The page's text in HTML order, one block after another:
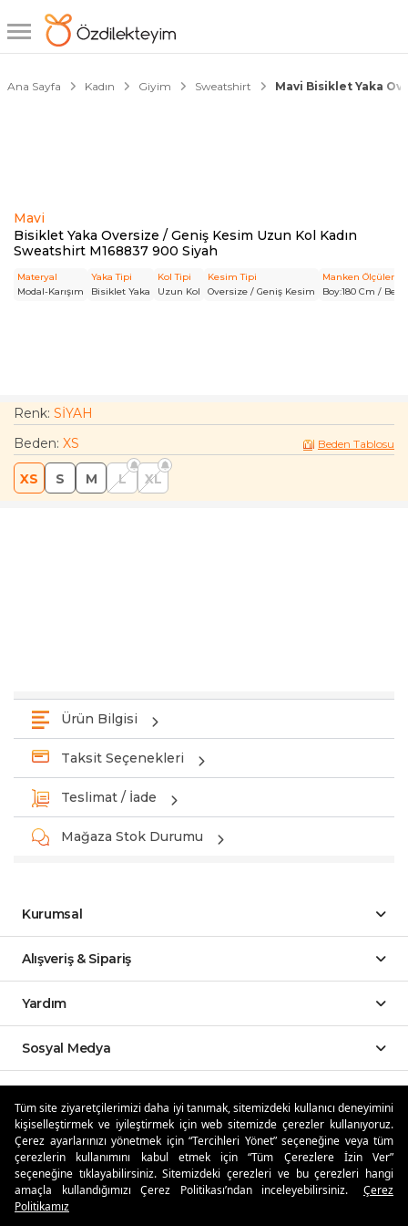
Tüm site ziyaretçilerimizi daha iyi tanımak, sitemizdeki kullanıcı deneyimini
kişiselleştirmek ve iyileştirmek için web sitemizde çerezler kullanıyoruz.
Çerez ayarlarınızı yönetmek için “Tercihleri Yönet” seçeneğine veya tüm
çerezlerin kullanımını kabul etmek için “Tüm Çerezlere İzin Ver”
seçeneğine tıklayabilirsiniz. Sitemizdeki çerezleri ve bu çerezleri hangi
amaçla kullandığımızı Çerez Politikası’ndan inceleyebilirsiniz.
Çerez
Politikamız
Ana Sayfa Kadın Giyim Sweatshirt Mavi Bisiklet Yaka
Mavi
Bisiklet Yaka Oversize / Geniş Kesim Uzun Kol Kadın
Sweatshirt M168837 900 Siyah
Materyal
Modal-Karışım
Yaka Tipi
Bisiklet Yaka
Kol Tipi
Uzun Kol
Kesim Tipi
Oversize / Geniş Kesim
Manken Ölçüleri
Boy:180 Cm /
1/6
Renk: SİYAH
Beden: XS Beden Tablosu
XS S M L XL
Ürün Bilgisi
Taksit Seçenekleri
Teslimat / İade
Mağaza Stok Durumu
Kurumsal
Alışveriş & Sipariş
Yardım
Sosyal Medya
Özdilekteyim'de Taksit Avantajları
Güvenli Alışveriş